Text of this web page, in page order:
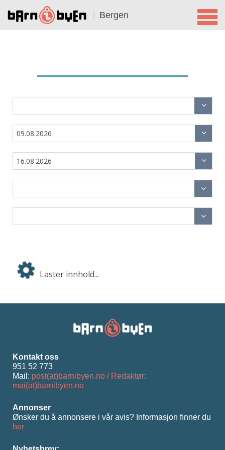
Bergen
Laster innhold...
Kontakt oss
951 52 773
Mail: post(at)barnibyen.no / Redaktør:
mai(at)barnibyen.no
Annonser
Ønsker du å annonsere i vår avis? Informasjon ﬁnner du
her